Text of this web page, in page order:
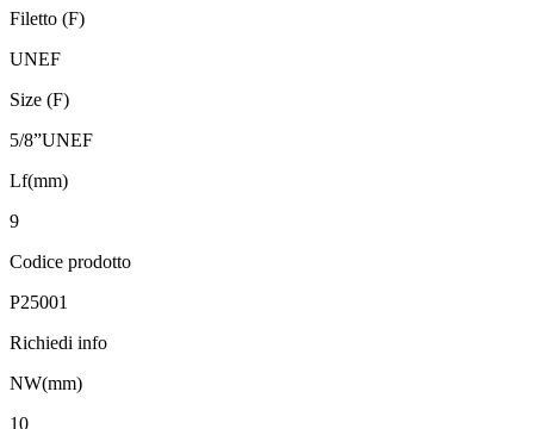
Filetto (F)
UNEF
Size (F)
5/8”UNEF
Lf(mm)
9
Codice prodotto
P25001
Richiedi info
NW(mm)
10